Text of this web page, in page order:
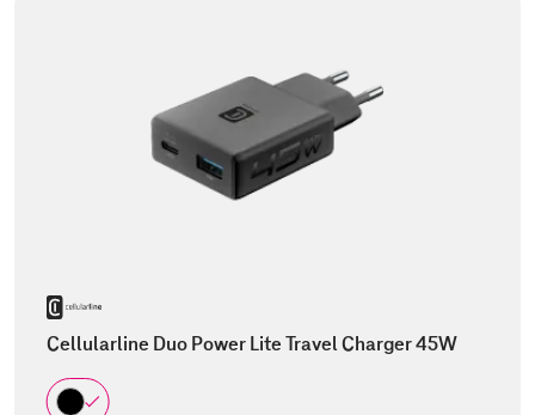
Cellularline Duo Power Lite Travel Charger 45W